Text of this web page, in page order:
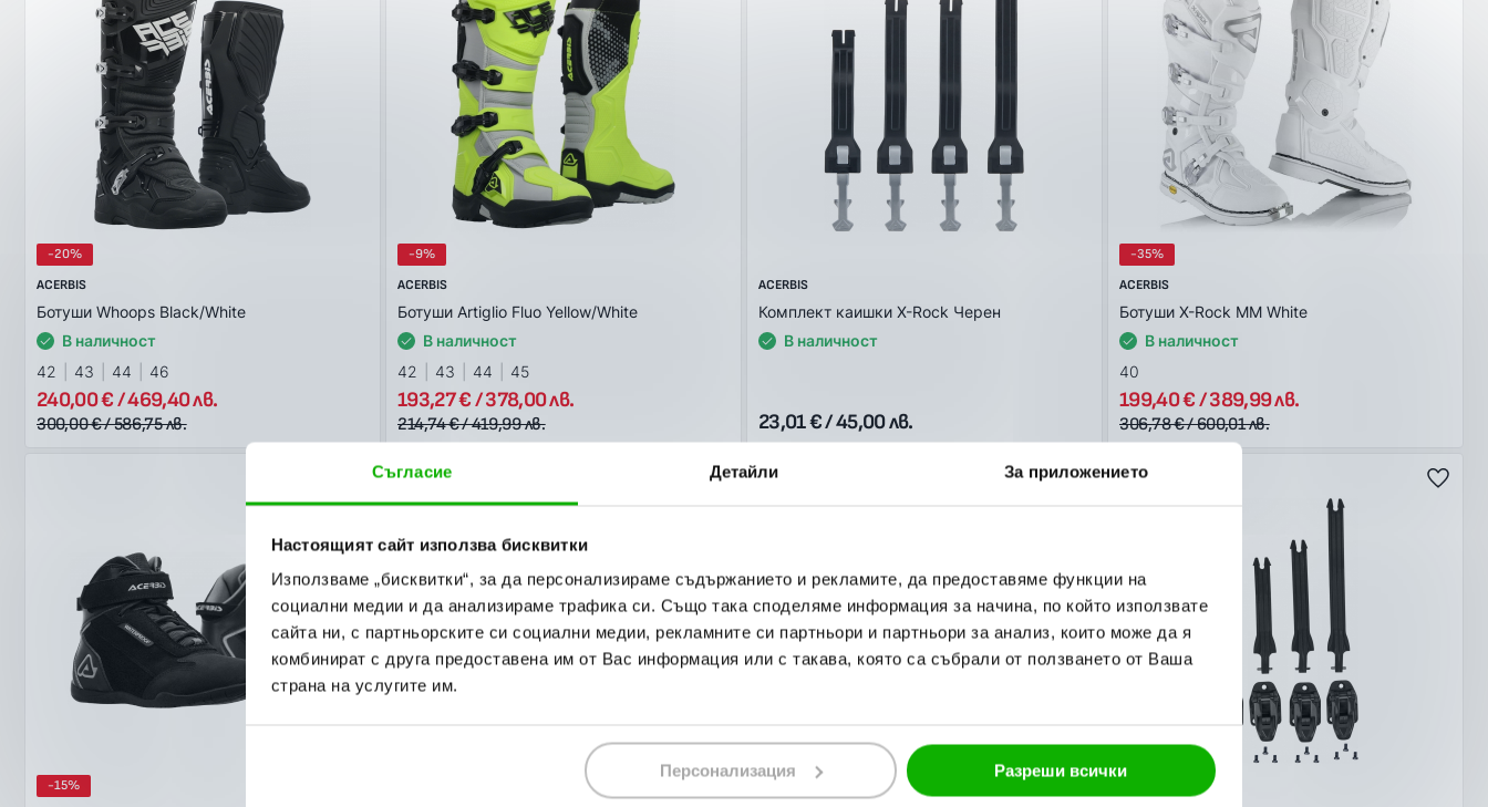
Съгласие Детайли За приложението
Настоящият сайт използва бисквитки
Използваме „бисквитки“, за да персонализираме съдържанието и рекламите, да предоставяме функции на
социални медии и да анализираме трафика си. Също така споделяме информация за начина, по който използвате
сайта ни, с партньорските си социални медии, рекламните си партньори и партньори за анализ, които може да я
комбинират с друга предоставена им от Вас информация или с такава, която са събрали от ползването от Ваша
страна на услугите им.
Персонализация Разреши всички
-20%
ACERBIS
Ботуши Whoops Black/White
В наличност
42
43 44 46
240,00 € / 469,40 лв.
300,00 € / 586,75 лв.
-9%
ACERBIS
Ботуши Artiglio Fluo Yellow/White
В наличност
42
43 44 45
193,27 € / 378,00 лв.
214,74 € / 419,99 лв.
ACERBIS
Комплект каишки X-Rock Черен
В наличност
23,01 € / 45,00 лв.
-35%
ACERBIS
Ботуши X-Rock MM White
В наличност
40
199,40 € / 389,99 лв.
306,78 € / 600,01 лв.
-15%
-35%